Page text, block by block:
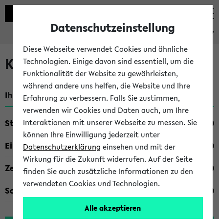
eKVV
Kombisuche im eKVV
Ihre Suchkriterien:
Studienfach
Einrichtung
Zeiten
Sonstiges
Datenschutzeinstellung
Diese Webseite verwendet Cookies und ähnliche
Technologien. Einige davon sind essentiell, um die
Funktionalität der Website zu gewährleisten,
während andere uns helfen, die Website und Ihre
Erfahrung zu verbessern. Falls Sie zustimmen,
verwenden wir Cookies und Daten auch, um Ihre
Interaktionen mit unserer Webseite zu messen. Sie
können Ihre Einwilligung jederzeit unter
Datenschutzerklärung einsehen und mit der
Wirkung für die Zukunft widerrufen. Auf der Seite
finden Sie auch zusätzliche Informationen zu den
verwendeten Cookies und Technologien.
Alle akzeptieren